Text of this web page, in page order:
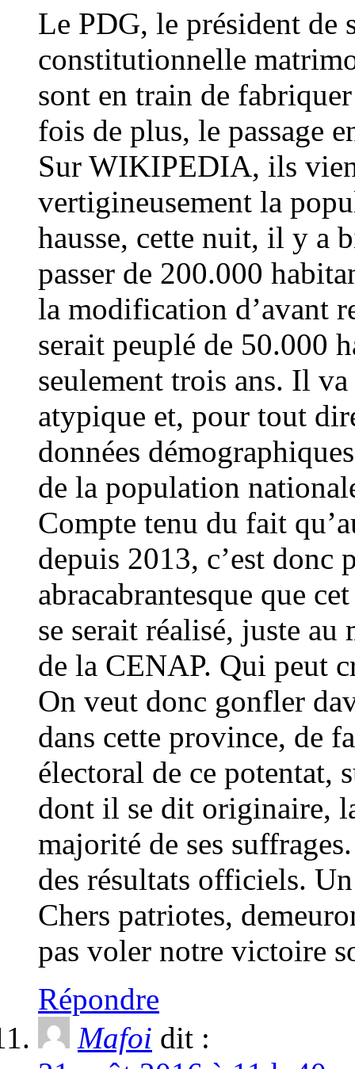
Le PDG, le président de
constitutionnelle
sont en train de
fois de plus, le passage
Sur WIKIPEDIA, ils
vertigineusement la
hausse, cette nuit, il y a
passer de 200.000
la modification d’avant
serait peuplé de 50.000
seulement trois ans. Il
atypique et, pour tout
données
de la population
Compte tenu du fait
depuis 2013, c’est donc
abracabrantesque que
se serait réalisé, juste
de la CENAP. Qui peut
On veut donc gonfler
dans cette province, de
électoral de ce potentat,
dont il se dit originaire,
majorité de ses
des résultats officiels.
Chers patriotes,
pas voler notre victoire
Répondre
Mafoi dit :